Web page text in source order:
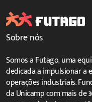
Sobre nós
Somos a Futago, uma
dedicada a impulsionar a
operações industriais.
da Unicamp com mais de